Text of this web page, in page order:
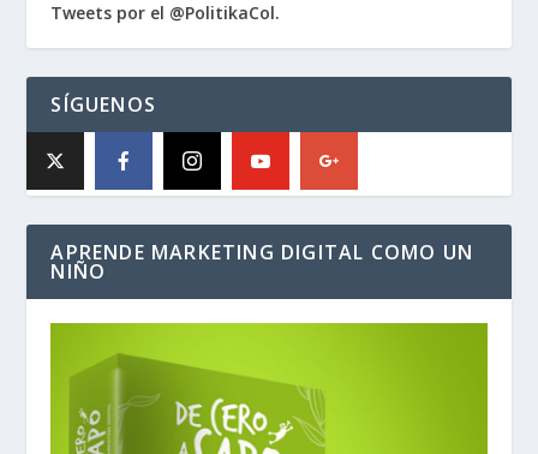
Tweets por el @PolitikaCol.
SÍGUENOS
APRENDE MARKETING DIGITAL COMO UN
NIÑO